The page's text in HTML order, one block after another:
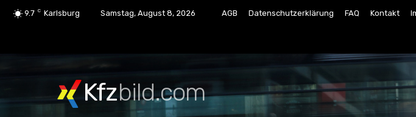
9.7 C Karlsburg Samstag, August 8, 2026 AGB Datenschutzerklärung FAQ Kontakt
Kfzbild.com